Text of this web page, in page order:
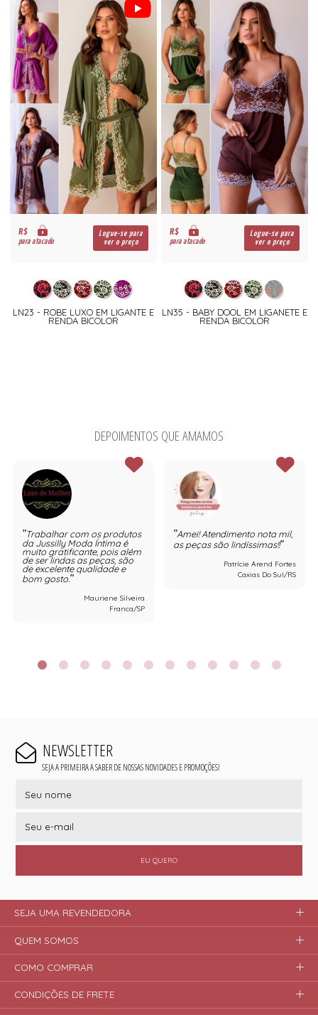
R$
para atacado
Logue-se para
ver o preço
LN23 - ROBE LUXO EM LIGANTE E
RENDA BICOLOR
R$
para atacado
Logue-se para
ver o preço
LN35 - BABY DOOL EM LIGANETE E
RENDA BICOLOR
DEPOIMENTOS QUE AMAMOS
Trabalhar com os produtos
da Jussilly Moda Íntima é
muito gratificante, pois além
de ser lindas as peças, são
de excelente qualidade e
bom gosto.
Mauriene Silveira
Franca/SP
Amei! Atendimento nota mil,
as peças são lindíssimas!!
Patrície Arend Fortes
Caxias Do Sul/RS
NEWSLETTER
SEJA A PRIMEIRA A SABER DE NOSSAS NOVIDADES E PROMOÇÕES!
EU QUERO
SEJA UMA REVENDEDORA
QUEM SOMOS
COMO COMPRAR
CONDIÇÕES DE FRETE